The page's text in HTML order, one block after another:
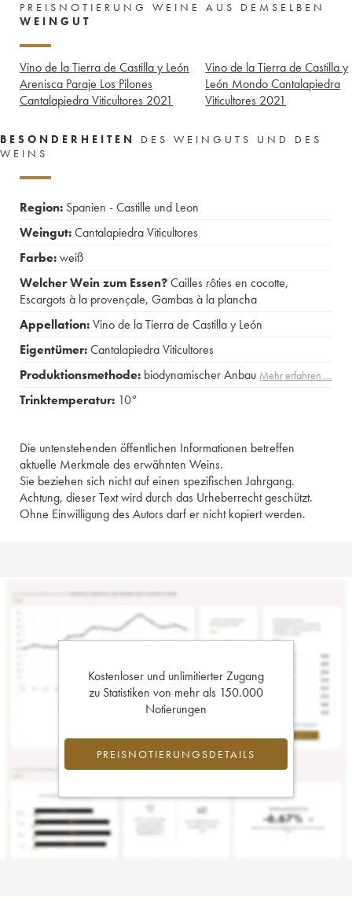
PREISNOTIERUNG WEINE AUS DEMSELBEN
WEINGUT
Vino de la Tierra de Castilla y León
Arenisca Paraje Los Pilones
Cantalapiedra Viticultores 2021
Vino de la Tierra de Castilla y
León Mondo Cantalapiedra
Viticultores 2021
BESONDERHEITEN
DES WEINGUTS UND DES
WEINS
Region: Spanien - Castille und Leon
Weingut:Cantalapiedra Viticultores
Farbe:weiß
Welcher Wein zum Essen?Cailles rôties en cocotte,
Escargots à la provençale, Gambas à la plancha
Appellation:Vino de la Tierra de Castilla y León
Eigentümer:Cantalapiedra Viticultores
Produktionsmethode: biodynamischer Anbau Mehr erfahren …
Trinktemperatur: 10°
Die untenstehenden öffentlichen Informationen betreffen
aktuelle Merkmale des erwähnten Weins.
Sie beziehen sich nicht auf einen spezifischen Jahrgang.
Achtung, dieser Text wird durch das Urheberrecht geschützt.
Ohne Einwilligung des Autors darf er nicht kopiert werden.
Kostenloser und unlimitierter Zugang
zu Statistiken von mehr als 150.000
Notierungen
PREISNOTIERUNGSDETAILS